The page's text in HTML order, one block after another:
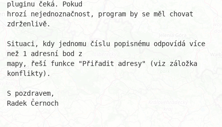
pluginu čeká. Pokud
hrozí nejednoznačnost, program by se měl chovat
zdrženlivě.
Situaci, kdy jednomu číslu popisnému odpovídá více
než 1 adresní bod z
mapy, řeší funkce "Přiřadit adresy" (viz záložka
konflikty).
S pozdravem,
Radek Černoch